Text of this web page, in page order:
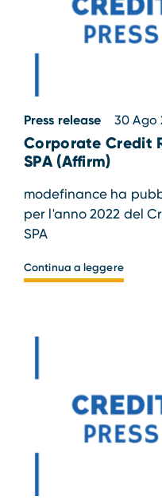
Press release 30 Ago
Corporate Credit
SPA (Affirm)
modefinance ha
per l'anno 2022 del
SPA
Continua a leggere